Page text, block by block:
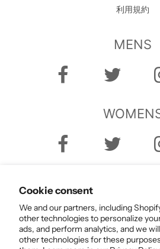
Cookie consent
We and our partners, including
other technologies to personalize
ads, and perform analytics, and we
other technologies for these
利用規約
MENS
English